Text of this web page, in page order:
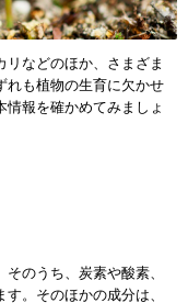
などのほか、さまざま
れも植物の生育に欠かせ
報を確かめてみましょ
のうち、炭素や酸素、
。そのほかの成分は、